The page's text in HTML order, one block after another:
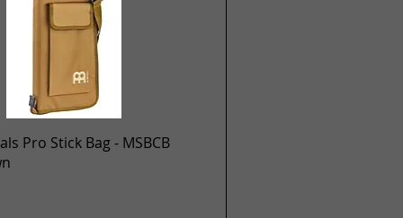
Snel overzicht
Pro Stick Bag - MSBCB